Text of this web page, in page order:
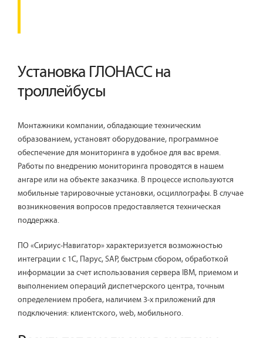
Установка ГЛОНАСС на
троллейбусы
Монтажники компании, обладающие техническим
образованием, установят оборудование, программное
обеспечение для мониторинга в удобное для вас время.
Работы по внедрению мониторинга проводятся в нашем
ангаре или на объекте заказчика. В процессе используются
мобильные тарировочные установки, осциллографы. В случае
возникновения вопросов предоставляется техническая
поддержка.
ПО «Сириус-Навигатор» характеризуется возможностью
интеграции с 1С, Парус, SAP, быстрым сбором, обработкой
информации за счет использования сервера IBM, приемом и
выполнением операций диспетчерского центра, точным
определением пробега, наличием 3-х приложений для
подключения: клиентского, web, мобильного.